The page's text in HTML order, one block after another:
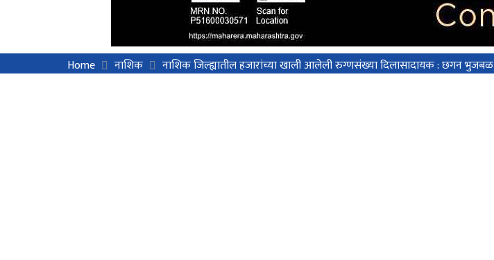
Home नाशिक नाशिक जिल्ह्यातील हजारांच्या खाली आलेली रुग्णसंख्या दिलासादायक : छगन भुजबळ